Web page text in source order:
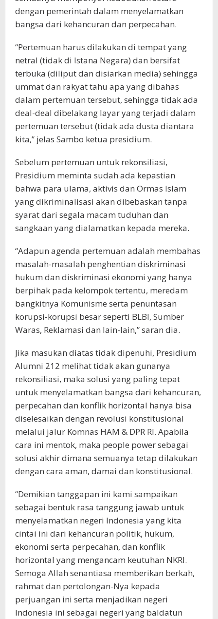
dengan pemerintah dalam menyelamatkan
bangsa dari kehancuran dan perpecahan.
“Pertemuan harus dilakukan di tempat yang
netral (tidak di Istana Negara) dan bersifat
terbuka (diliput dan disiarkan media) sehingga
ummat dan rakyat tahu apa yang dibahas
dalam pertemuan tersebut, sehingga tidak ada
deal-deal dibelakang layar yang terjadi dalam
pertemuan tersebut (tidak ada dusta diantara
kita,” jelas Sambo ketua presidium.
Sebelum pertemuan untuk rekonsiliasi,
Presidium meminta sudah ada kepastian
bahwa para ulama, aktivis dan Ormas Islam
yang dikriminalisasi akan dibebaskan tanpa
syarat dari segala macam tuduhan dan
sangkaan yang dialamatkan kepada mereka.
“Adapun agenda pertemuan adalah membahas
masalah-masalah penghentian diskriminasi
hukum dan diskriminasi ekonomi yang hanya
berpihak pada kelompok tertentu, meredam
bangkitnya Komunisme serta penuntasan
korupsi-korupsi besar seperti BLBI, Sumber
Waras, Reklamasi dan lain-lain,” saran dia.
Jika masukan diatas tidak dipenuhi, Presidium
Alumni 212 melihat tidak akan gunanya
rekonsiliasi, maka solusi yang paling tepat
untuk menyelamatkan bangsa dari kehancuran,
perpecahan dan konflik horizontal hanya bisa
diselesaikan dengan revolusi konstitusional
melalui jalur Komnas HAM & DPR RI. Apabila
cara ini mentok, maka people power sebagai
solusi akhir dimana semuanya tetap dilakukan
dengan cara aman, damai dan konstitusional.
“Demikian tanggapan ini kami sampaikan
sebagai bentuk rasa tanggung jawab untuk
menyelamatkan negeri Indonesia yang kita
cintai ini dari kehancuran politik, hukum,
ekonomi serta perpecahan, dan konflik
horizontal yang mengancam keutuhan NKRI.
Semoga Allah senantiasa memberikan berkah,
rahmat dan pertolongan-Nya kepada
perjuangan ini serta menjadikan negeri
Indonesia ini sebagai negeri yang baldatun